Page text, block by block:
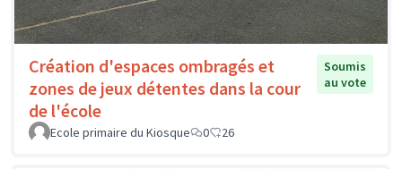
Création d'espaces ombragés et
zones de jeux détentes dans la cour
de l'école
Soumis
au vote
Ecole primaire du Kiosque 0 26